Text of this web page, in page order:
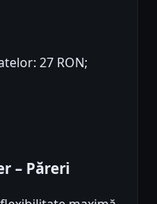
27 RON;
– Păreri